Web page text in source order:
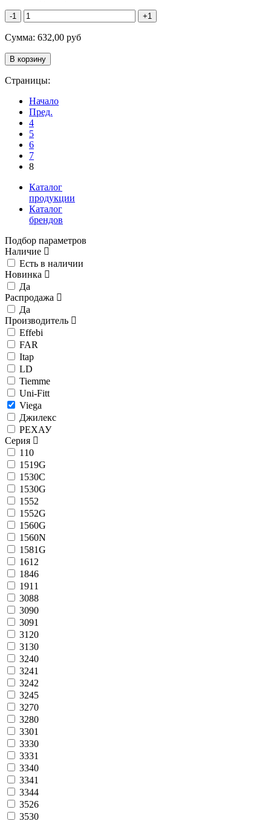
-1 +1
Сумма: 632,00 руб
Страницы:
Начало
Пред.
4
5
6
7
8
Каталог
продукции
Каталог
брендов
Подбор параметров
Наличие
Есть в наличии
Новинка
Да
Распродажа
Да
Производитель
Effebi
FAR
Itap
LD
Tiemme
Uni-Fitt
Viega
Джилекс
РЕХАУ
Серия
110
1519G
1530C
1530G
1552
1552G
1560G
1560N
1581G
1612
1846
1911
3088
3090
3091
3120
3130
3240
3241
3242
3245
3270
3280
3301
3330
3331
3340
3341
3344
3526
3530